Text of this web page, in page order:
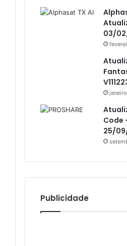
Athomics Eon
Athomics i3
Athomics i3
Athomics
Athomics
Athomics
Athomics S3
Athomics T3
ATV
03/
Code
25/
Publicidade